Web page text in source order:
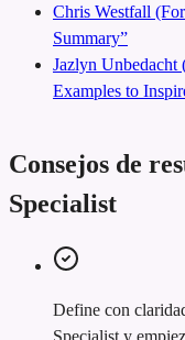
Chris Westfall
Summary”
Jazlyn Unbedacht
Examples to
Consejos de
Specialist
Define con
Specialist y